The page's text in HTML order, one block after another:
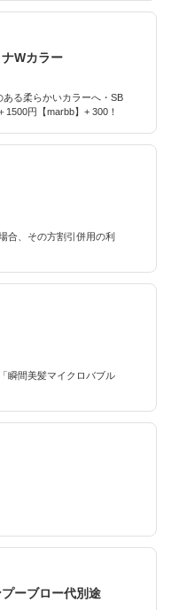
Wカラー
る柔らかいカラーへ・SB
円【marbb】+ 300！
合、その方割引併用の利
瞬間美髪マイクロバブル
ーブロー代別途